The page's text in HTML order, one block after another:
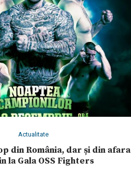
Actualitate
din România, dar și din afara
la Gala OSS Fighters